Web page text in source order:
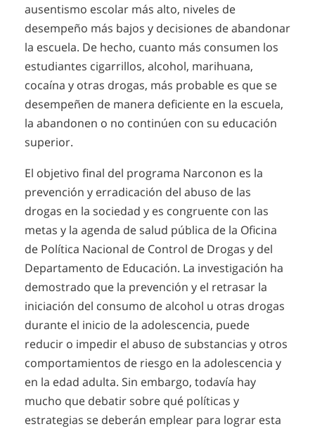
ausentismo escolar más alto, niveles de
desempeño más bajos y decisiones de abandonar
la escuela. De hecho, cuanto más consumen los
estudiantes cigarrillos, alcohol, marihuana,
cocaína y otras drogas, más probable es que se
desempeñen de manera deficiente en la escuela,
la abandonen o no continúen con su educación
superior.
El objetivo final del programa Narconon es la
prevención y erradicación del abuso de las
drogas en la sociedad y es congruente con las
metas y la agenda de salud pública de la Oficina
de Política Nacional de Control de Drogas y del
Departamento de Educación. La investigación ha
demostrado que la prevención y el retrasar la
iniciación del consumo de alcohol u otras drogas
durante el inicio de la adolescencia, puede
reducir o impedir el abuso de substancias y otros
comportamientos de riesgo en la adolescencia y
en la edad adulta. Sin embargo, todavía hay
mucho que debatir sobre qué políticas y
estrategias se deberán emplear para lograr esta